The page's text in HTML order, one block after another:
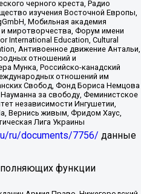
черного креста, Радио
изучения Восточной Европы,
Мобильная академия
миротворчества, Форум имени
International Education, Cultural
Антивоенное движение Антальи,
отношений и
Мунка, Российско-канадский
отношений им
Свобод, Фонд Бориса Немцова
за свободу, Феминистское
независимости Ингушетии,
Вернись живым, Фридом Хаус,
Лига Украины
ru/documents/7756/ данные
функции